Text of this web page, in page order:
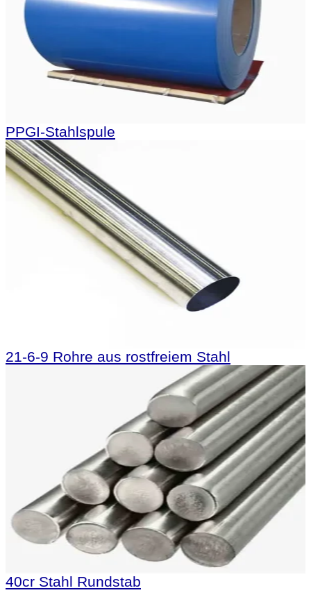
PPGI-Stahlspule
21-6-9 Rohre aus rostfreiem Stahl
40cr Stahl Rundstab